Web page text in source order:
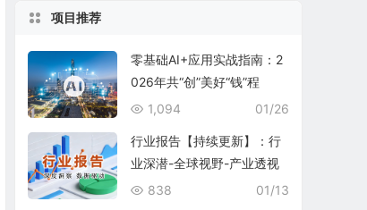
项目推荐
零基础AI+应用实战指南：2
026年共“创”美好“钱”程
01/26
1,094
行业报告【持续更新】：行
业深潜-全球视野-产业透视
01/13
838